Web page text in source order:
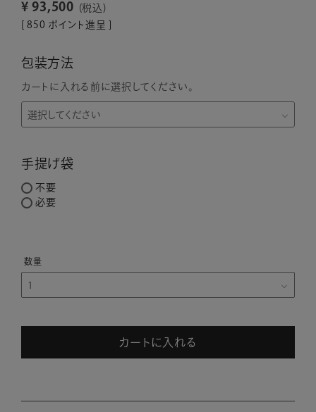
¥ 93,500
税込
850 ポイント進呈 ]
包装方法
カートに入れる前に選択してください。
手提げ袋
不要
必要
カートに入れる